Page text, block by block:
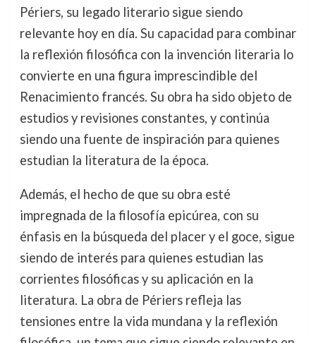
Périers, su legado literario sigue siendo
relevante hoy en día. Su capacidad para combinar
la reflexión filosófica con la invención literaria lo
convierte en una figura imprescindible del
Renacimiento francés. Su obra ha sido objeto de
estudios y revisiones constantes, y continúa
siendo una fuente de inspiración para quienes
estudian la literatura de la época.
Además, el hecho de que su obra esté
impregnada de la filosofía epicúrea, con su
énfasis en la búsqueda del placer y el goce, sigue
siendo de interés para quienes estudian las
corrientes filosóficas y su aplicación en la
literatura. La obra de Périers refleja las
tensiones entre la vida mundana y la reflexión